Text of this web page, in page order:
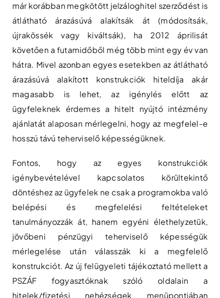
már korábban megkötött jelzáloghitel szerződést is
átlátható árazásúvá alakítsák át (módosítsák,
újrakössék vagy kiváltsák), ha 2012 áprilisát
követően a futamidőből még több mint egy év van
hátra. Mivel azonban egyes esetekben az átlátható
árazásúvá alakított konstrukciók hiteldíja akár
magasabb is lehet, az igénylés előtt az
ügyfeleknek érdemes a hitelt nyújtó intézmény
ajánlatát alaposan mérlegelni, hogy az megfelel-e
hosszú távú teherviselő képességüknek.
Fontos, hogy az egyes konstrukciók
igénybevételével kapcsolatos körültekintő
döntéshez az ügyfelek ne csak a programokba való
belépési és megfelelési feltételeket
tanulmányozzák át, hanem egyéni élethelyzetük,
jövőbeni pénzügyi teherviselő képességük
mérlegelése után válasszák ki a megfelelő
konstrukciót. Az új felügyeleti tájékoztató mellett a
PSZÁF fogyasztóknak szóló oldalain a
hitelek/fizetési nehézségek menüpontjában